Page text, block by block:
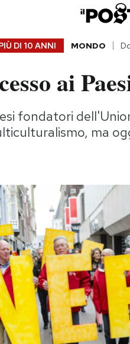
DI 10 ANNI MONDO
ai
fondatori
ma